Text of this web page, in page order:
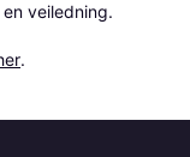
veiledning.
.